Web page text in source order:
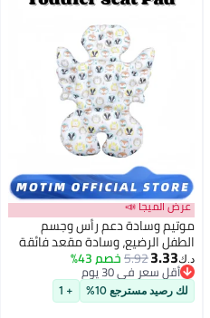
عرض الميجا 📣
موتيم وسادة دعم رأس وجسم
الطفل الرضيع، وسادة مقعد فائقة
النعومة للأطفال الصغار
د.ك‏3.33
5.92خصم 43%
أقل سعر في 30 يوم
أقل سعر في 30 يوم
لك رصيد مسترجع 10% + 1